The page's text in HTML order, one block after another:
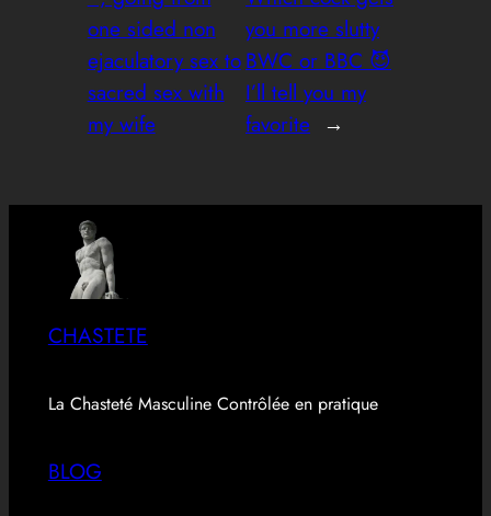
one sided non
ejaculatory sex to
sacred sex with
my wife
you more slutty
BWC or BBC 😈
I’ll tell you my
favorite →
CHASTETE
La Chasteté Masculine Contrôlée en pratique
BLOG